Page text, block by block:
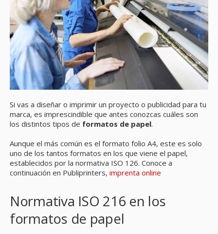
Si vas a diseñar o imprimir un proyecto o publicidad para tu
marca, es imprescindible que antes conozcas cuáles son
los distintos tipos de formatos de papel.
Aunque el más común es el formato folio A4, este es solo
uno de los tantos formatos en los que viene el papel,
establecidos por la normativa ISO 126. Conoce a
continuación en Publiprinters, imprenta online
Normativa ISO 216 en los
formatos de papel